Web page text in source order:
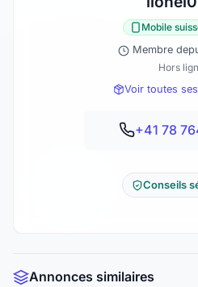
Mobile
Membre
Hors
Voir toutes
+41 78
Conseils
Annonces similaires